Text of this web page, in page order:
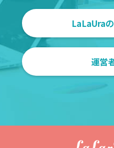
LaLaUra
運営